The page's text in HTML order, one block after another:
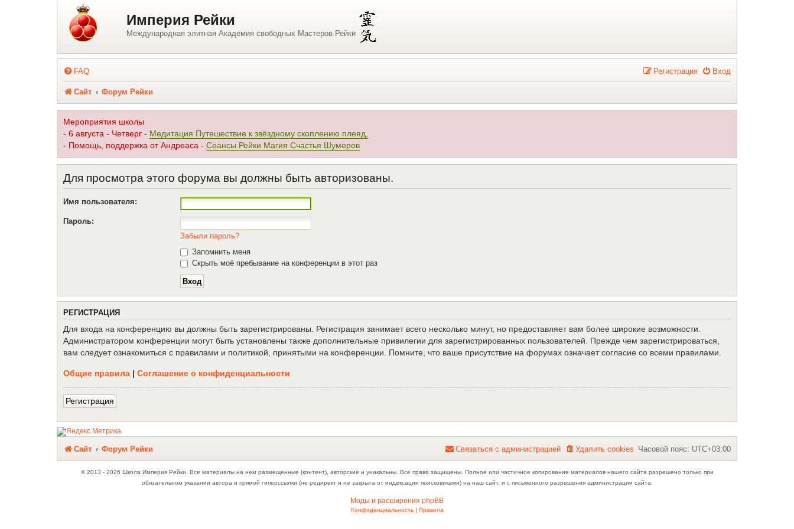
Регистрация Империя Рейки
Международная элитная Академия свободных Мастеров Рейки
FAQ Вход
Регистрация
Сайт Форум Рейки
Мероприятия школы
- 6 августа - Четверг - Медитация Путешествие к звёздному скоплению плеяд,
- Помощь, поддержка от Андреаса - Сеансы Рейки Магия Счастья Шумеров
Для просмотра этого форума вы должны быть авторизованы.
Имя пользователя:
Пароль:
Забыли пароль?
Запомнить меня
Скрыть моё пребывание на конференции в этот раз
РЕГИСТРАЦИЯ
Для входа на конференцию вы должны быть зарегистрированы. Регистрация занимает всего несколько минут, но предоставляет вам более широкие возможности.
Администратором конференции могут быть установлены также дополнительные привилегии для зарегистрированных пользователей. Прежде чем зарегистрироваться,
вам следует ознакомиться с правилами и политикой, принятыми на конференции. Помните, что ваше присутствие на форумах означает согласие со всеми правилами.
Общие правила | Соглашение о конфиденциальности
Регистрация
Сайт Форум Рейки Часовой пояс: UTC+03:00
Удалить cookies
Связаться с
Связаться с администрацией
© 2013 - 2026 Школа Империя Рейки. Все материалы на нем размещенные (контент), авторские и уникальны. Все права защищены. Полное или частичное копирование материалов нашего сайта разрешено только при
обязательном указании автора и прямой гиперссылки (не редирект и не закрыта от индексации поисковиками) на наш сайт, и с письменного разрешения администрации сайта.
Моды и расширения phpBB
Конфиденциальность| Правила